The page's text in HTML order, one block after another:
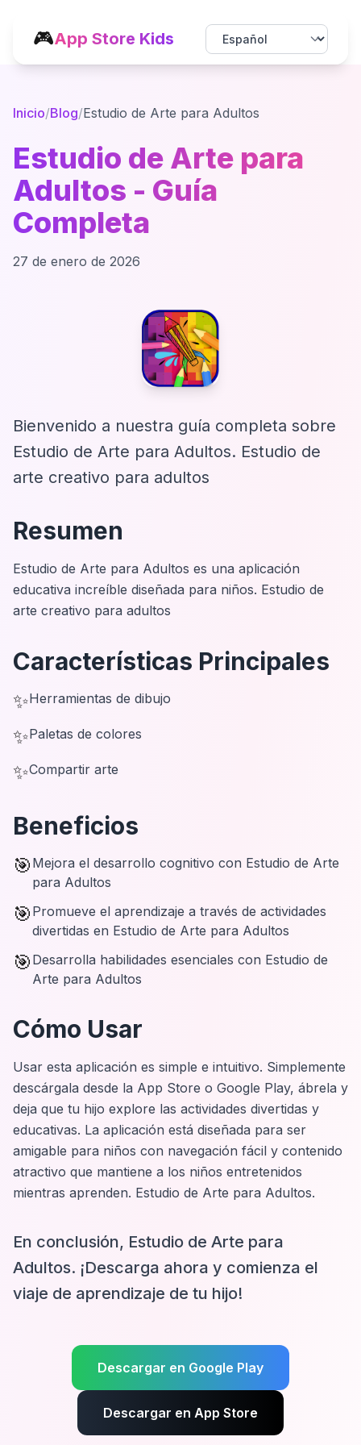
🎮App Store Kids
Inicio/Blog/Estudio de Arte para Adultos
Estudio de Arte para
Adultos - Guía
Completa
27 de enero de 2026
Bienvenido a nuestra guía completa sobre
Estudio de Arte para Adultos. Estudio de
arte creativo para adultos
Resumen
Estudio de Arte para Adultos es una aplicación
educativa increíble diseñada para niños. Estudio de
arte creativo para adultos
Características Principales
✨Herramientas de dibujo
✨Paletas de colores
✨Compartir arte
Beneficios
🎯 Mejora el desarrollo cognitivo con Estudio de Arte
para Adultos
🎯 Promueve el aprendizaje a través de actividades
divertidas en Estudio de Arte para Adultos
🎯 Desarrolla habilidades esenciales con Estudio de
Arte para Adultos
Cómo Usar
Usar esta aplicación es simple e intuitivo. Simplemente
descárgala desde la App Store o Google Play, ábrela y
deja que tu hijo explore las actividades divertidas y
educativas. La aplicación está diseñada para ser
amigable para niños con navegación fácil y contenido
atractivo que mantiene a los niños entretenidos
mientras aprenden. Estudio de Arte para Adultos.
En conclusión, Estudio de Arte para
Adultos. ¡Descarga ahora y comienza el
viaje de aprendizaje de tu hijo!
Descargar en Google Play
Descargar en App Store